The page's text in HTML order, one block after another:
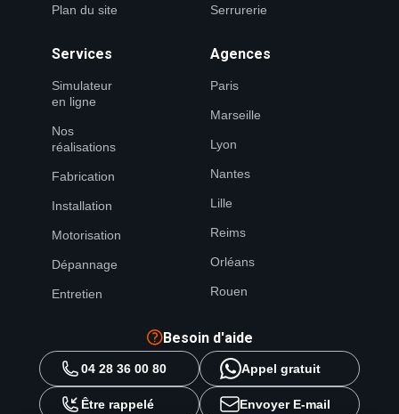
Plan du site Serrurerie
Services
Simulateur
en ligne
Nos
réalisations
Fabrication
Installation
Motorisation
Dépannage
Entretien
Agences
Paris
Marseille
Lyon
Nantes
Lille
Reims
Orléans
Rouen
Besoin d'aide
04 28 36 00 80 Appel gratuit
Être rappelé Envoyer E-mail